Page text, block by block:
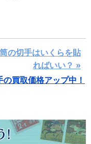
の切手はいくらを貼
ればいい？ »
買取価格アップ中！